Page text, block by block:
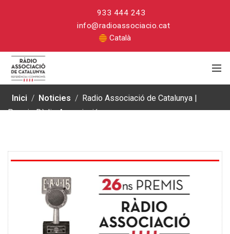
933 444 243
info@radioassociacio.cat
Català
Inici / Noticies / Radio Associació de Catalunya |
Premis Ràdio Associació